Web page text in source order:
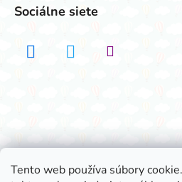
Tento web používa súbory
Sociálne siete